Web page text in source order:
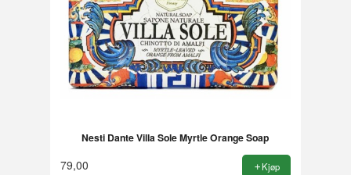
Nesti Dante Villa Sole Myrtle Orange Soap
79,00 Kjøp